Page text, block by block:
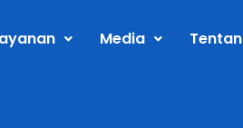
Media